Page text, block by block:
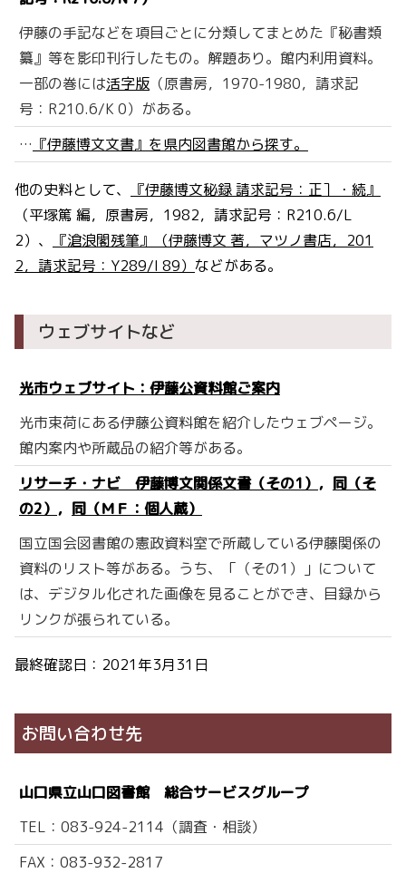
伊藤の手記などを項目ごとに分類してまとめた『秘書類
纂』等を影印刊行したもの。解題あり。館内利用資料。
一部の巻には活字版 （原書房，1970-1980，請求記
号：R210.6/K 0）がある。
… 『伊藤博文文書』を県内図書館から探す。
他の史料として、
『伊藤博文秘録 請求記号：正］・続』
（平塚篤 編，原書房，1982，請求記号：R210.6/L
2）、
『滄浪閣残筆』（伊藤博文 著，マツノ書店，201
2，請求記号：Y289/I 89） などがある。
ウェブサイトなど
光市ウェブサイト：伊藤公資料館ご案内
光市束荷にある伊藤公資料館を紹介したウェブページ。
館内案内や所蔵品の紹介等がある。
リサーチ・ナビ 伊藤博文関係文書（その1） ， 同（そ
の2） ， 同（ＭＦ：個人蔵）
国立国会図書館の憲政資料室で所蔵している伊藤関係の
資料のリスト等がある。うち、「（その1）」について
は、デジタル化された画像を見ることができ、目録から
リンクが張られている。
最終確認日：2021年3月31日
お問い合わせ先
山口県立山口図書館 総合サービスグループ
TEL：083-924-2114（調査・相談）
FAX：083-932-2817